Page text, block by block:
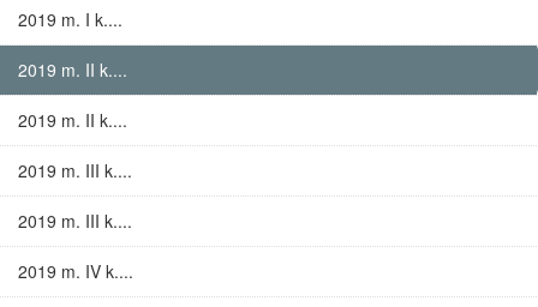
2019 m. I k....
2019 m. II k....
2019 m. II k....
2019 m. III k....
2019 m. III k....
2019 m. IV k....